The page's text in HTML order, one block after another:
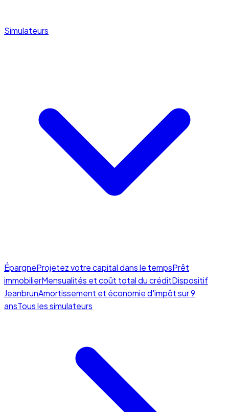
Simulateurs
ÉpargneProjetez votre capital dans le tempsPrêt
immobilierMensualités et coût total du créditDispositif
JeanbrunAmortissement et économie d'impôt sur 9
ansTous les simulateurs